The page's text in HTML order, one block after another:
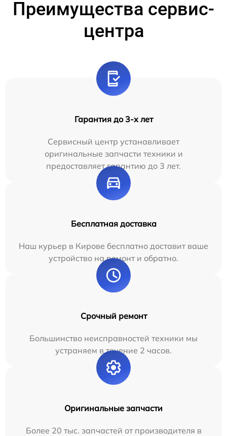
Преимущества сервис-
центра
Гарантия до 3-х лет
Сервисный центр устанавливает
оригинальные запчасти техники и
предоставляет гарантию до 3 лет.
Бесплатная доставка
Наш курьер в Кирове бесплатно доставит ваше
устройство на ремонт и обратно.
Срочный ремонт
Большинство неисправностей техники мы
устраняем в течение 2 часов.
Оригинальные запчасти
Более 20 тыс. запчастей от производителя в